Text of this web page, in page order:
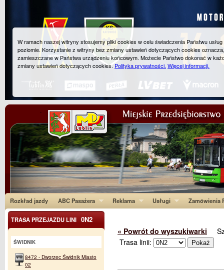
Rozkład jazdy ABC Pasażera Reklama Usługi Zamówienia
« Powrót do wyszukiwarki
Trasa linii:
TRASA PRZEJAZDU LINI 0N2
ŚWIDNIK
8472 - Dworzec Świdnik Miasto
02
W ramach naszej witryny stosujemy pliki cookies w celu świadczenia Państwu
poziomie. Korzystanie z witryny bez zmiany ustawień dotyczących cookies
zamieszczane w Państwa urządzeniu końcowym. Możecie Państwo dokonać w
zmiany ustawień dotyczących cookies.Polityka prywatności. Więcej informacji.